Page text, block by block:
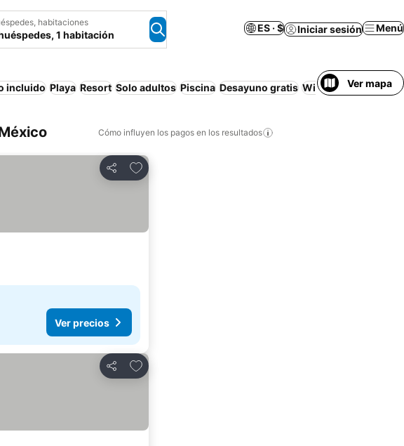
habitaciones
1 habitación
ES · $ Iniciar sesión Menú
incluido Playa Resort Solo adultos Piscina Desayuno gratis Wi-Fi Ver mapa
Cómo influyen los pagos en los resultados
Compartir
Añadir a favoritos
Ver precios
Compartir
Añadir a favoritos